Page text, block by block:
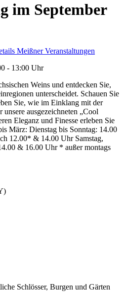
im September
Meißner Veranstaltungen
- 13:00 Uhr
Weins und entdecken Sie,
unterscheidet. Schauen Sie
Sie, wie im Einklang mit der
ausgezeichneten „Cool
Eleganz und Finesse erleben Sie
März: Dienstag bis Sonntag: 14.00
12.00* & 14.00 Uhr Samstag,
& 16.00 Uhr * außer montags
Schlösser, Burgen und Gärten